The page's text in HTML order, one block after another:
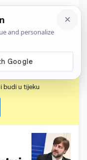
budi u tijeku